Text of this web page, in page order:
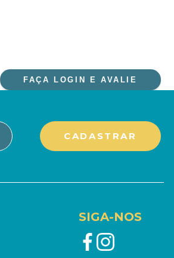
FAÇA LOGIN E AVALIE
SIGA-NOS